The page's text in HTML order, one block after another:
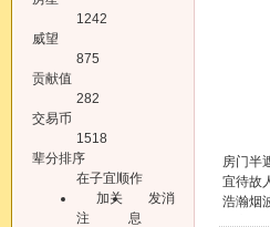
1242
威望
875
贡献值
282
交易币
1518
辈分排序
在子宜顺作
加关
注
发消
息
房门半
宜待故
浩瀚烟